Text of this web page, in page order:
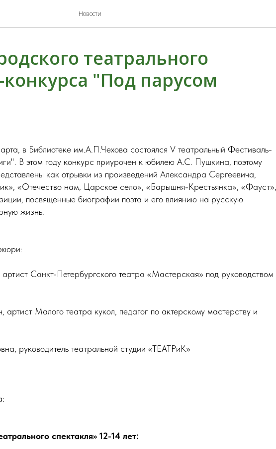
Новости
театрального
"Под парусом
в Библиотеке им.А.П.Чехова состоялся V театральный Фестиваль-
В этом году конкурс приурочен к юбилею А.С. Пушкина, поэтому
как отрывки из произведений Александра Сергеевича,
«Отечество нам, Царское село», «Барышня-Крестьянка», «Фауст»,
посвященные биографии поэта и его влиянию на русскую
жизнь.
Санкт-Петербургского театра «Мастерская» под руководством
Малого театра кукол, педагог по актерскому мастерству и
руководитель театральной студии «ТЕАТРиК»
спектакля» 12-14 лет: